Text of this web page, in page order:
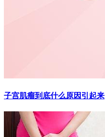
子宫肌瘤到底什么原因引起来